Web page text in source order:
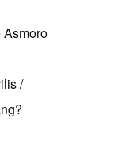
/